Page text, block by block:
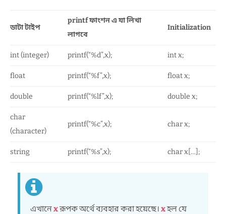
ডাটা টাইপ
printf ফাংশন এ যা লিখা
লাগবে
Initialization
int (integer) printf(“%d”,x); int x;
float printf(“%f”,x); float x;
double printf(“%lf”,x); double x;
char
(character)
printf(“%c”,x); char x;
string printf(“%s”,x); char x[…];
এখানেxরূপক অর্থে ব্যবহার করা হয়েছে। xহল যে